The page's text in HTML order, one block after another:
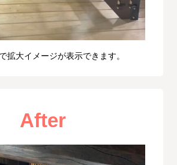
拡大イメージが表示できます。
After